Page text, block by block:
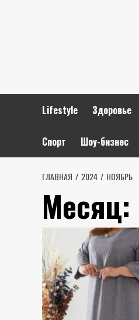
Lifestyle Здоровье
Спорт Шоу-бизнес
ГЛАВНАЯ 2024 НОЯБРЬ
Месяц: